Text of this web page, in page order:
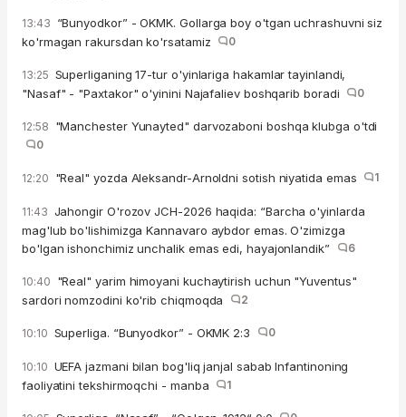
13:43 “Bunyodkor” - OKMK. Gollarga boy o'tgan uchrashuvni siz
ko'rmagan rakursdan ko'rsatamiz
0
13:25 Superliganing 17-tur o'yinlariga hakamlar tayinlandi,
"Nasaf" - "Paxtakor" o'yinini Najafaliev boshqarib boradi
0
12:58 "Manchester Yunayted" darvozaboni boshqa klubga o'tdi
0
12:20 "Real" yozda Aleksandr-Arnoldni sotish niyatida emas 1
11:43 Jahongir O'rozov JCH-2026 haqida: “Barcha o'yinlarda
mag'lub bo'lishimizga Kannavaro aybdor emas. O'zimizga
bo'lgan ishonchimiz unchalik emas edi, hayajonlandik”
6
10:40 "Real" yarim himoyani kuchaytirish uchun "Yuventus"
sardori nomzodini ko'rib chiqmoqda
2
10:10 Superliga. “Bunyodkor” - OKMK 2:3 0
10:10 UEFA jazmani bilan bog'liq janjal sabab Infantinoning
faoliyatini tekshirmoqchi - manba
1